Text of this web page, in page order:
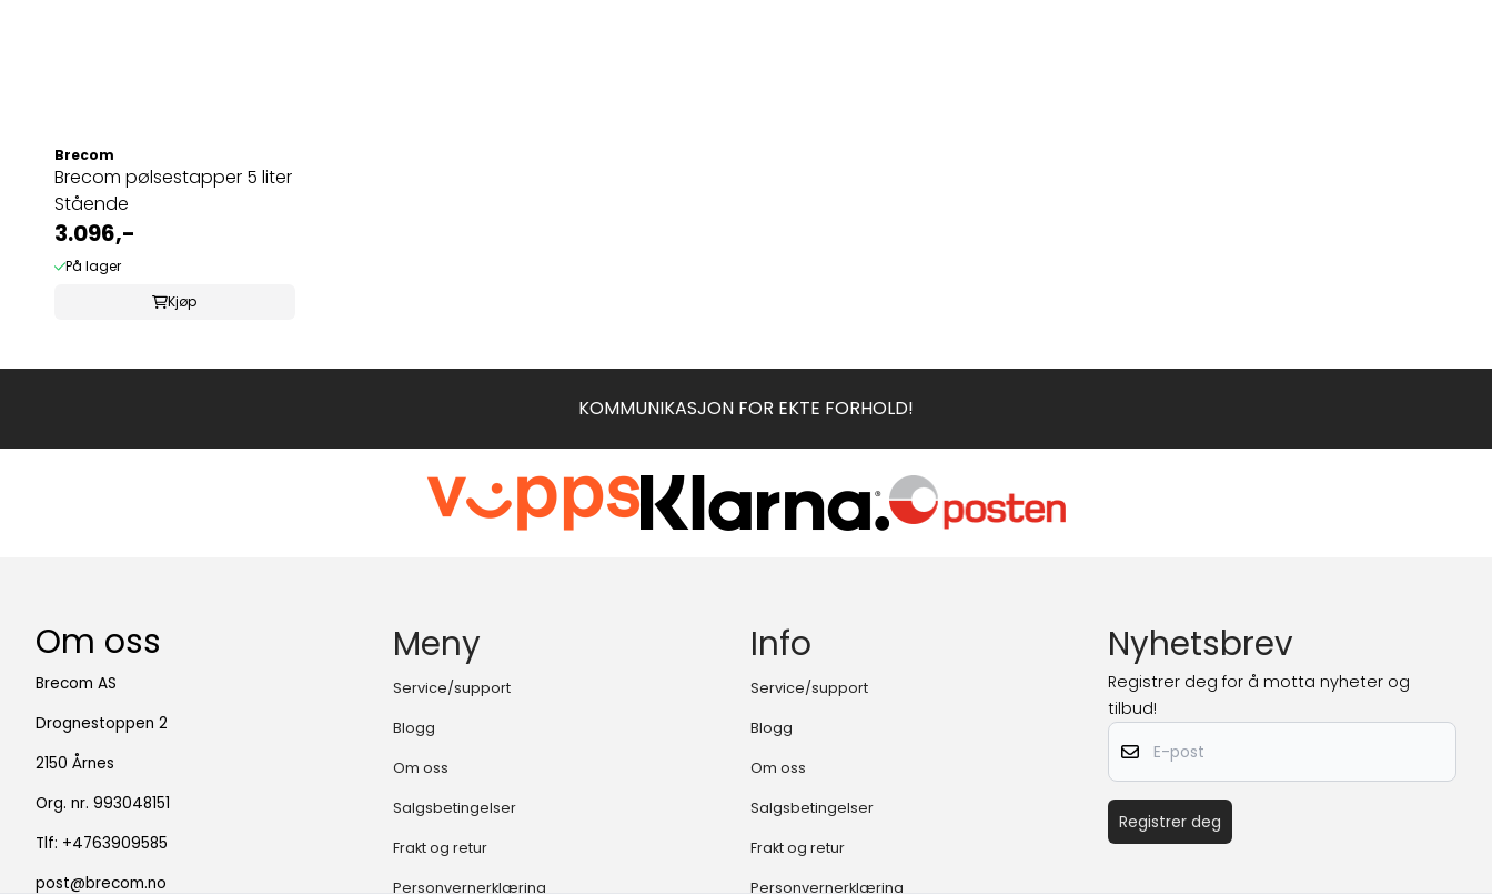
Brecom
Brecom pølsestapper 5 liter
Stående
3.096,-
På lager
Kjøp
KOMMUNIKASJON FOR EKTE FORHOLD!
Om oss
Brecom AS
Drognestoppen 2
2150 Årnes
Org. nr. 993048151
Tlf: +4763909585
post@brecom.no
Meny
Service/support
Blogg
Om oss
Salgsbetingelser
Frakt og retur
Personvernerklæring
Info
Service/support
Blogg
Om oss
Salgsbetingelser
Frakt og retur
Personvernerklæring
Nyhetsbrev
Registrer deg for å motta nyheter og
tilbud!
E-post
Registrer deg